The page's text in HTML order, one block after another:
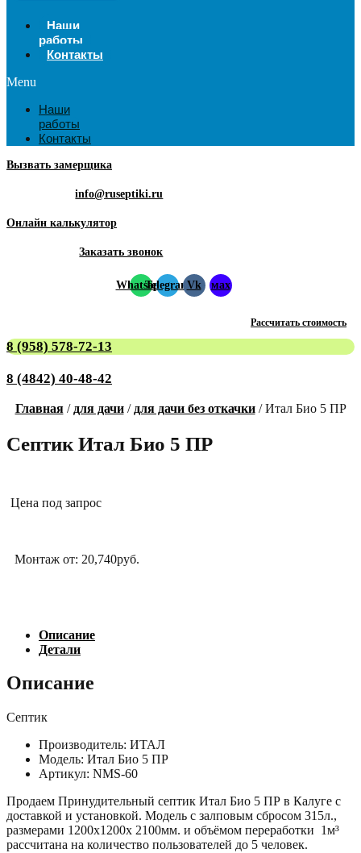
Наши
работы
Контакты
Menu
Наши
работы
Контакты
Вызвать замерщика
info@ruseptiki.ru
Онлайн калькулятор
Заказать звонок
WhatsappTelegramVk мах
Рассчитать стоимость
8 (958) 578-72-13
8 (4842) 40-48-42
Главная/ для дачи/ для дачи без откачки/ Итал Био 5 ПР
Септик Итал Био 5 ПР
Цена под запрос
Монтаж от: 20,740руб.
Описание
Детали
Описание
Септик
Производитель: ИТАЛ
Модель: Итал Био 5 ПР
Артикул: NMS-60
Продаем Принудительный септик Итал Био 5 ПР в Калуге с
доставкой и установкой. Модель с залповым сбросом 315л.,
размерами 1200х1200х 2100мм. и объёмом переработки 1м³
рассчитана на количество пользователей до 5 человек.